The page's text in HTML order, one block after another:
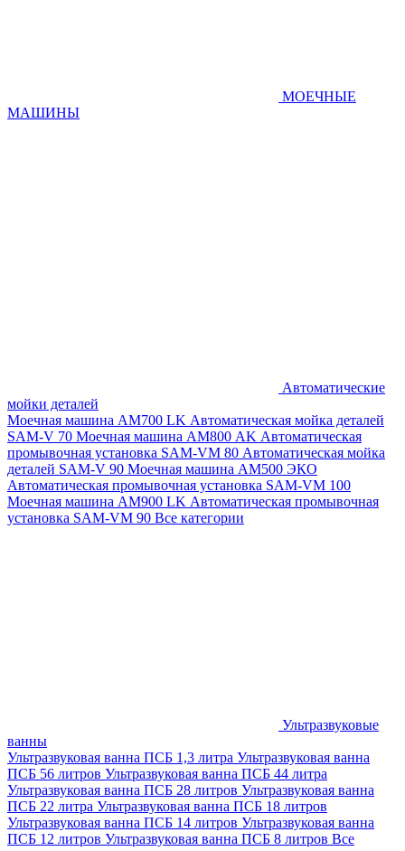
МОЕЧНЫЕ
МАШИНЫ
Автоматические
мойки деталей
Моечная машина AM700 LK Автоматическая мойка деталей
SAM-V 70 Моечная машина АМ800 AK Автоматическая
промывочная установка SAM-VM 80 Автоматическая мойка
деталей SAM-V 90 Моечная машина АМ500 ЭКО
Автоматическая промывочная установка SAM-VM 100
Моечная машина AM900 LK Автоматическая промывочная
установка SAM-VM 90 Все категории
Ультразвуковые
ванны
Ультразвуковая ванна ПСБ 1,3 литра Ультразвуковая ванна
ПСБ 56 литров Ультразвуковая ванна ПСБ 44 литра
Ультразвуковая ванна ПСБ 28 литров Ультразвуковая ванна
ПСБ 22 литра Ультразвуковая ванна ПСБ 18 литров
Ультразвуковая ванна ПСБ 14 литров Ультразвуковая ванна
ПСБ 12 литров Ультразвуковая ванна ПСБ 8 литров Все